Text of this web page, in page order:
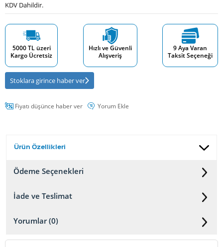
KDV Dahildir.
5000 TL üzeri
Kargo Ücretsiz
Hızlı ve Güvenli
Alışveriş
9 Aya Varan
Taksit Seçeneği
Stoklara girince haber ver
Fiyatı düşünce haber ver Yorum Ekle
Ürün Özellikleri
Ödeme Seçenekleri
İade ve Teslimat
Yorumlar (0)